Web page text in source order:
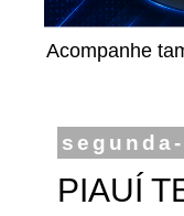
Acompanhe
PIAUÍ